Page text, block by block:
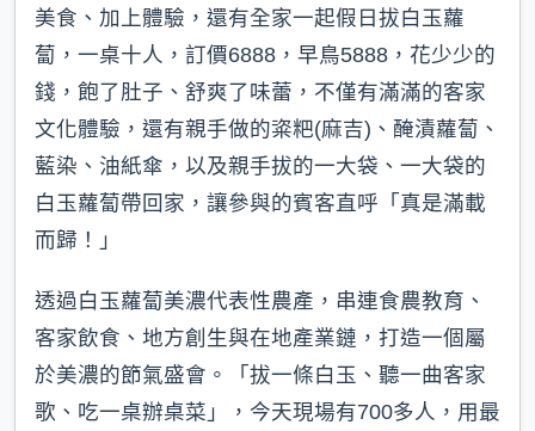
美食、加上體驗，還有全家一起假日拔白玉蘿
蔔，一桌十人，訂價6888，早鳥5888，花少少的
錢，飽了肚子、舒爽了味蕾，不僅有滿滿的客家
文化體驗，還有親手做的粢粑(麻吉)、醃漬蘿蔔、
藍染、油紙傘，以及親手拔的一大袋、一大袋的
白玉蘿蔔帶回家，讓參與的賓客直呼「真是滿載
而歸！」
透過白玉蘿蔔美濃代表性農產，串連食農教育、
客家飲食、地方創生與在地產業鏈，打造一個屬
於美濃的節氣盛會。「拔一條白玉、聽一曲客家
歌、吃一桌辦桌菜」，今天現場有700多人，用最